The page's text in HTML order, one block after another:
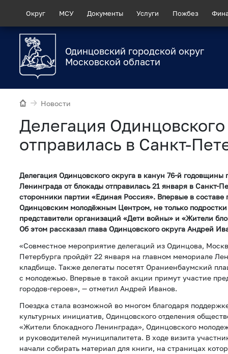
Округ МСУ Документы Услуги Пожбез
Одинцовский городской округ
Московской области
Новости
Делегация Одинцовского
отправилась в Санкт-
Делегация Одинцовского округа в канун 76-й годовщины
Ленинграда от блокады отправилась 21 января в Санкт-
сторонники партии «Единая Россия». Впервые в
Одинцовским молодёжным Центром, не только
представители организаций «Дети войны» и «Жители
Об этом рассказал глава Одинцовского округа Андрей
«Совместное мероприятие делегаций из Одинцова,
Петербурга пройдёт 22 января на главном мемориале
кладбище. Также делегаты посетят Ораниенбаумский
с молодежью. Впервые в такой акции примут участие
городов-героев», — отметил Андрей Иванов.
Поездка стала возможной во многом благодаря
культурных инициатив, Одинцовского отделения
«Жители блокадного Ленинграда», Одинцовского
и руководителей муниципалитета. В ходе визита
начали собирать материал для книги, на страницах